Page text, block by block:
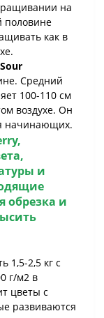
на
половине
как в
Sour
Средний
100-110 см
воздухе. Он
начинающих.
и
обрезка и
1,5-2,5 кг с
г/м2 в
цветы с
развиваются